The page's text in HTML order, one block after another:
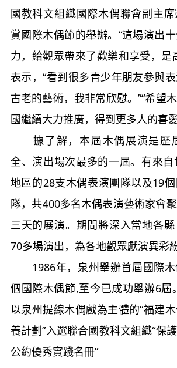
國教科文組織國際木偶聯會副主
賞國際木偶節的舉辦。“這場演出
力，給觀眾帶來了歡樂和享受，是
表示，“看到很多青少年朋友參與
古老的藝術，我非常欣慰。”“希望
國繼續大力推廣，得到更多人的喜
據了解，本屆木偶展演是歷
全、演出場次最多的一屆。有來
地區的28支木偶表演團隊以及19
隊，共400多名木偶表演藝術家會
三天的展演。期間將深入當地各
70多場演出，為各地觀眾獻演異彩
1986年，泉州舉辦首屆國際木
個國際木偶節,至今已成功舉辦6屆
以泉州提線木偶戲為主體的“福建
養計劃”入選聯合國教科文組織“保
公約優秀實踐名冊”